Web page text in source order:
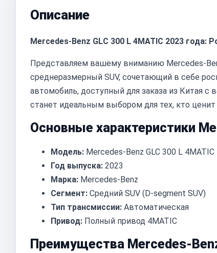
Описание
Mercedes-Benz GLC 300 L 4MATIC 2023
Представляем вашему вниманию Mercedes-
среднеразмерный SUV, сочетающий в себе
автомобиль, доступный для заказа из Китая
станет идеальным выбором для тех, кто
Основные характеристики
Модель: Mercedes-Benz GLC 300 L 4MATIC
Год выпуска: 2023
Марка: Mercedes-Benz
Сегмент: Средний SUV (D-segment SUV)
Тип трансмиссии: Автоматическая
Привод: Полный привод 4MATIC
Преимущества Mercedes-